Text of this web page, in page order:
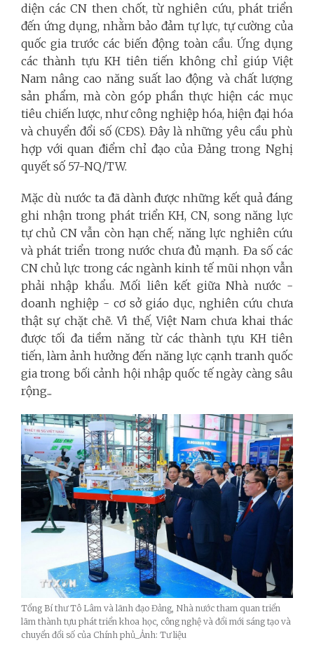
diện các CN then chốt, từ nghiên cứu, phát triển
đến ứng dụng, nhằm bảo đảm tự lực, tự cường của
quốc gia trước các biến động toàn cầu. Ứng dụng
các thành tựu KH tiên tiến không chỉ giúp Việt
Nam nâng cao năng suất lao động và chất lượng
sản phẩm, mà còn góp phần thực hiện các mục
tiêu chiến lược, như công nghiệp hóa, hiện đại hóa
và chuyển đổi số (CĐS). Đây là những yêu cầu phù
hợp với quan điểm chỉ đạo của Đảng trong Nghị
quyết số 57-NQ/TW.
Mặc dù nước ta đã dành được những kết quả đáng
ghi nhận trong phát triển KH, CN, song năng lực
tự chủ CN vẫn còn hạn chế; năng lực nghiên cứu
và phát triển trong nước chưa đủ mạnh. Đa số các
CN chủ lực trong các ngành kinh tế mũi nhọn vẫn
phải nhập khẩu. Mối liên kết giữa Nhà nước -
doanh nghiệp - cơ sở giáo dục, nghiên cứu chưa
thật sự chặt chẽ. Vì thế, Việt Nam chưa khai thác
được tối đa tiềm năng từ các thành tựu KH tiên
tiến, làm ảnh hưởng đến năng lực cạnh tranh quốc
gia trong bối cảnh hội nhập quốc tế ngày càng sâu
rộng...
Tổng Bí thư Tô Lâm và lãnh đạo Đảng, Nhà nước tham quan triển
lãm thành tựu phát triển khoa học, công nghệ và đổi mới sáng tạo và
chuyển đổi số của Chính phủ_Ảnh: Tư liệu